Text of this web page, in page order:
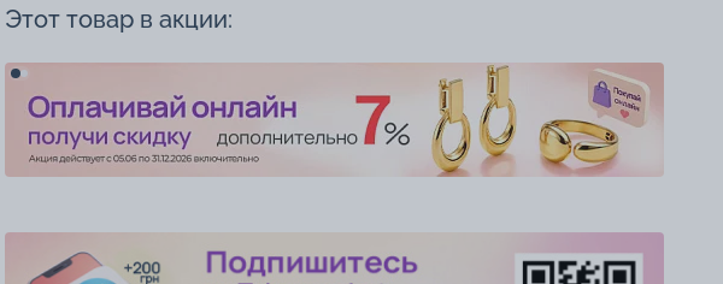
Этот товар в акции: